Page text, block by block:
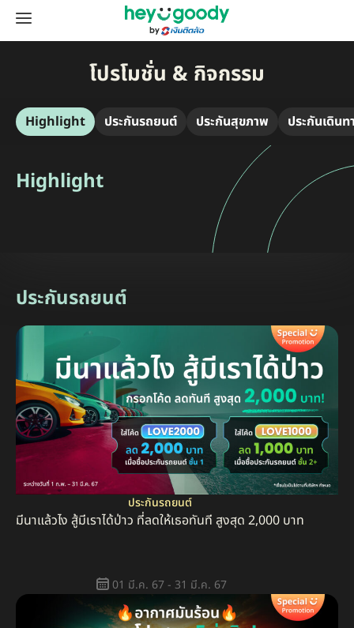
โปรโมชั่น & กิจกรรม
Highlight ประกันรถยนต์ ประกันสุขภาพ ประกันเดินท
Highlight
ประกันรถยนต์
ประกันรถยนต์
มีนาแล้วไง สู้มีเราได้ป่าว ที่ลดให้เธอทันที สูงสุด 2,000 บาท
01 มี.ค. 67 - 31 มี.ค. 67